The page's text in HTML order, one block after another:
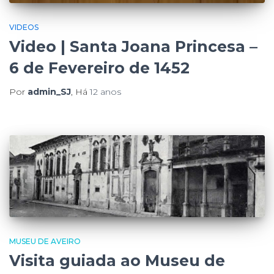
VIDEOS
Video | Santa Joana Princesa –
6 de Fevereiro de 1452
Por admin_SJ, Há12 anos
MUSEU DE AVEIRO
Visita guiada ao Museu de